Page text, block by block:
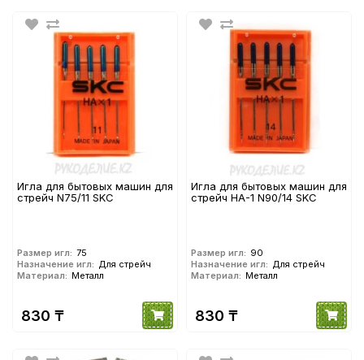
Игла для бытовых машин для
стрейч N75/11 SKC
Размер игл: 75
Назначение игл: Для стрейч
Материал: Металл
830 ₸
Игла для бытовых машин для
стрейч НА-1 N90/14 SKC
Размер игл: 90
Назначение игл: Для стрейч
Материал: Металл
830 ₸